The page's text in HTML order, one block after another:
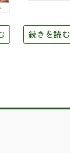
続きを読む